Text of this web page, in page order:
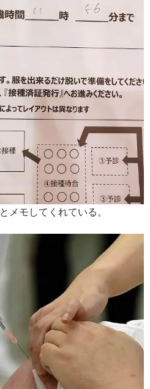
とメモしてくれている。